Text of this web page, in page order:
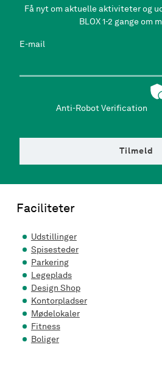
Få nyt om aktuelle aktiviteter og
BLOX 1-2 gange om
E-mail
Anti-Robot Verification
Tilmeld
Faciliteter
Udstillinger
Spisesteder
Parkering
Legeplads
Design Shop
Kontorpladser
Mødelokaler
Fitness
Boliger